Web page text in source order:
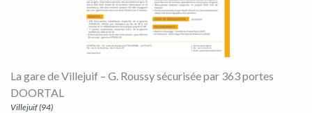
La gare de Villejuif – G. Roussy sécurisée par 363 portes
DOORTAL
Villejuif (94)